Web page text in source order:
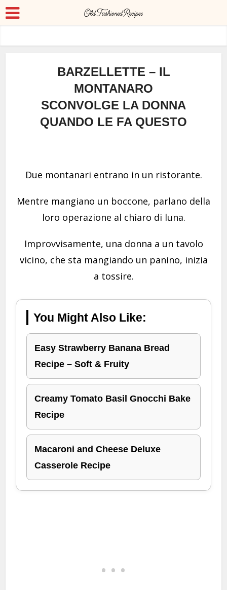
BARZELLETTE – IL
MONTANARO
SCONVOLGE LA DONNA
QUANDO LE FA QUESTO
Due montanari entrano in un ristorante.
Mentre mangiano un boccone, parlano della
loro operazione al chiaro di luna.
Improvvisamente, una donna a un tavolo
vicino, che sta mangiando un panino, inizia
a tossire.
You Might Also Like:
Easy Strawberry Banana Bread
Recipe – Soft & Fruity
Creamy Tomato Basil Gnocchi Bake
Recipe
Macaroni and Cheese Deluxe
Casserole Recipe